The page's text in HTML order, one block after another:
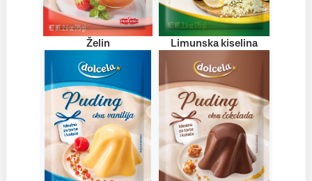
Želin Limunska kiselina